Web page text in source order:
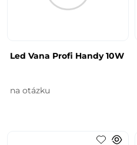
Led Vana Profi Handy 10W
na otázku